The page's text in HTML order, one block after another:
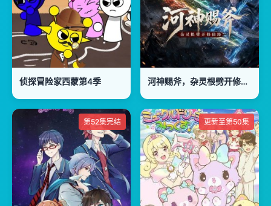
侦探冒险家西蒙第4季 河神赐斧，杂灵根劈开修仙路
第52集完结 更新至第50集